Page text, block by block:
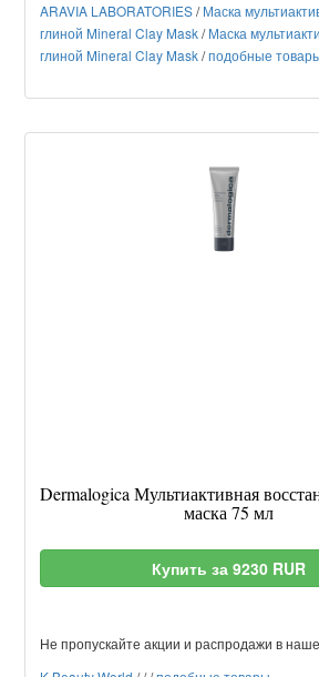
ARAVIA LABORATORIES/Маска
глиной Mineral Clay Mask/Маска
глиной Mineral Clay Mask/подобные
Dermalogica Мультиактивная
маска 75 мл
Купить за 9230 RUR
Не пропускайте акции и распродажи в